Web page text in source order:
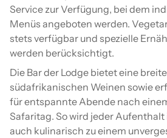
Service zur Verfügung, bei dem
Menüs angeboten werden.
stets verfügbar und spezielle
werden berücksichtigt.
Die Bar der Lodge bietet eine
südafrikanischen Weinen sowie
für entspannte Abende nach
Safaritag. So wird jeder Aufenthalt
auch kulinarisch zu einem